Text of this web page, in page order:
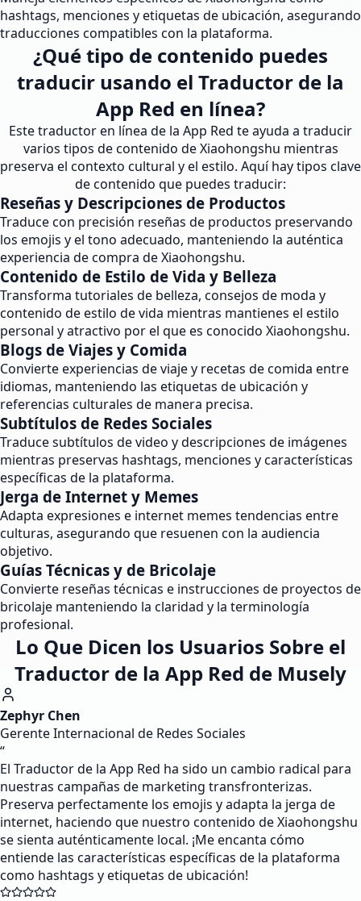
hashtags, menciones y etiquetas de ubicación, asegurando
traducciones compatibles con la plataforma.
¿Qué tipo de contenido puedes
traducir usando el Traductor de la
App Red en línea?
Este traductor en línea de la App Red te ayuda a traducir
varios tipos de contenido de Xiaohongshu mientras
preserva el contexto cultural y el estilo. Aquí hay tipos clave
de contenido que puedes traducir:
Reseñas y Descripciones de Productos
Traduce con precisión reseñas de productos preservando
los emojis y el tono adecuado, manteniendo la auténtica
experiencia de compra de Xiaohongshu.
Contenido de Estilo de Vida y Belleza
Transforma tutoriales de belleza, consejos de moda y
contenido de estilo de vida mientras mantienes el estilo
personal y atractivo por el que es conocido Xiaohongshu.
Blogs de Viajes y Comida
Convierte experiencias de viaje y recetas de comida entre
idiomas, manteniendo las etiquetas de ubicación y
referencias culturales de manera precisa.
Subtítulos de Redes Sociales
Traduce subtítulos de video y descripciones de imágenes
mientras preservas hashtags, menciones y características
específicas de la plataforma.
Jerga de Internet y Memes
Adapta expresiones e internet memes tendencias entre
culturas, asegurando que resuenen con la audiencia
objetivo.
Guías Técnicas y de Bricolaje
Convierte reseñas técnicas e instrucciones de proyectos de
bricolaje manteniendo la claridad y la terminología
profesional.
Lo Que Dicen los Usuarios Sobre el
Traductor de la App Red de Musely
Zephyr Chen
Gerente Internacional de Redes Sociales
“
El Traductor de la App Red ha sido un cambio radical para
nuestras campañas de marketing transfronterizas.
Preserva perfectamente los emojis y adapta la jerga de
internet, haciendo que nuestro contenido de Xiaohongshu
se sienta auténticamente local. ¡Me encanta cómo
entiende las características específicas de la plataforma
como hashtags y etiquetas de ubicación!